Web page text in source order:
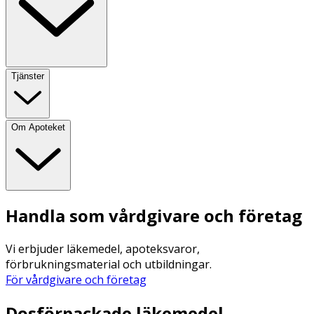
Tjänster
Om Apoteket
Handla som vårdgivare och företag
Vi erbjuder läkemedel, apoteksvaror,
förbrukningsmaterial och utbildningar.
För vårdgivare och företag